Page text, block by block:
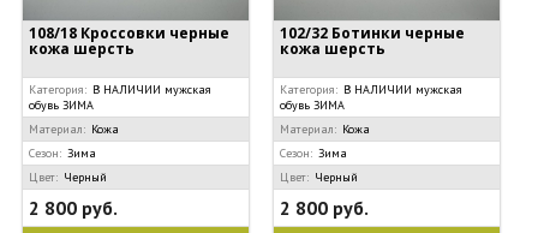
108/18 Кроссовки черные
кожа шерсть
Категория: В НАЛИЧИИ мужская
обувь ЗИМА
Материал: Кожа
Сезон: Зима
Цвет: Черный
2 800 руб.
102/32 Ботинки черные
кожа шерсть
Категория: В НАЛИЧИИ мужская
обувь ЗИМА
Материал: Кожа
Сезон: Зима
Цвет: Черный
2 800 руб.